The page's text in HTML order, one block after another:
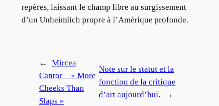
repères, laissant le champ libre au surgissement
d’un Unheimlich propre à l’Amérique profonde.
←
Mircea
Cantor – « More
Cheeks Than
Slaps »
Note sur le statut et la
fonction de la critique
d’art aujourd’hui.
→